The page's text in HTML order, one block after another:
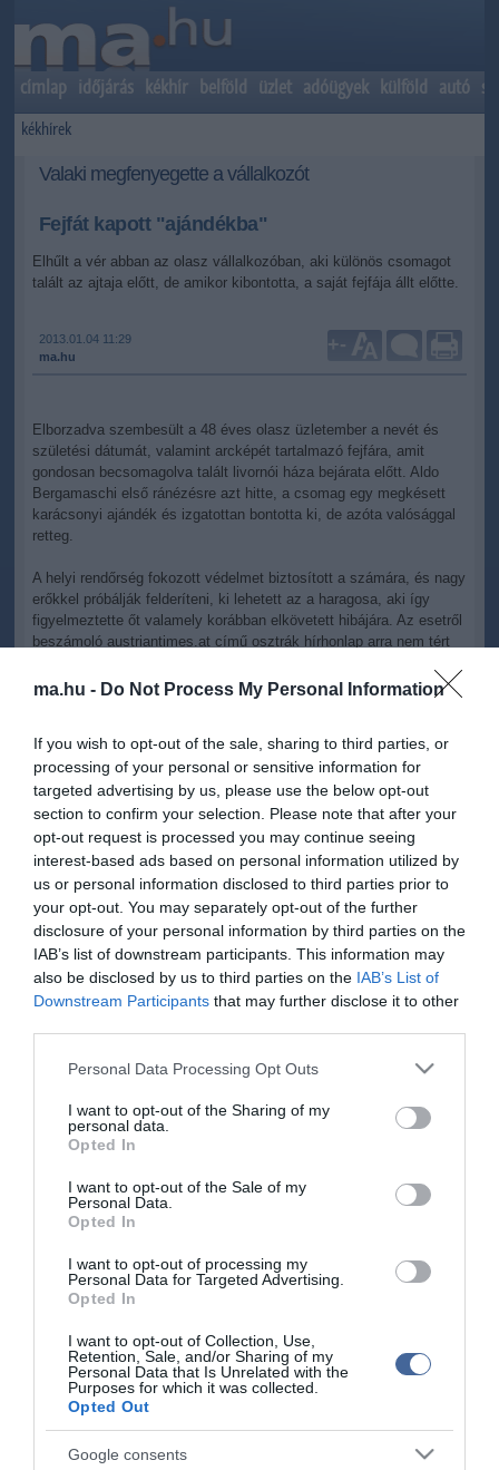
ma.hu - Do Not Process My Personal Information
If you wish to opt-out of the sale, sharing to third parties, or
processing of your personal or sensitive information for
targeted advertising by us, please use the below opt-out
section to confirm your selection. Please note that after your
opt-out request is processed you may continue seeing
interest-based ads based on personal information utilized by
us or personal information disclosed to third parties prior to
your opt-out. You may separately opt-out of the further
disclosure of your personal information by third parties on the
IAB’s list of downstream participants. This information may
also be disclosed by us to third parties on the IAB’s List of
Downstream Participants that may further disclose it to other
Please note that this website/app uses one or more Google
not limited to your visit or usage behaviour. You may click to
grant or deny consent to Google and its third-party tags to
use your data for below specified purposes in below Google
consent section.
Personal Data Processing Opt Outs
I want to opt-out of the Sharing of my
personal data.
Opted In
I want to opt-out of the Sale of my
Personal Data.
Opted In
I want to opt-out of processing my
Personal Data for Targeted Advertising.
Opted In
I want to opt-out of Collection, Use,
Retention, Sale, and/or Sharing of my
Personal Data that Is Unrelated with the
Purposes for which it was collected.
Opted Out
Google consents
címlap időjárás kékhír belföld üzlet adóügyek külföld autó
kékhírek
Valaki megfenyegette a vállalkozót
Fejfát kapott "ajándékba"
Elhűlt a vér abban az olasz vállalkozóban, aki különös csomagot
talált az ajtaja előtt, de amikor kibontotta, a saját fejfája állt előtte.
2013.01.04 11:29
ma.hu
+-
Elborzadva szembesült a 48 éves olasz üzletember a nevét és
születési dátumát, valamint arcképét tartalmazó fejfára, amit
gondosan becsomagolva talált livornói háza bejárata előtt. Aldo
Bergamaschi első ránézésre azt hitte, a csomag egy megkésett
karácsonyi ajándék és izgatottan bontotta ki, de azóta valósággal
retteg.
A helyi rendőrség fokozott védelmet biztosított a számára, és nagy
erőkkel próbálják felderíteni, ki lehetett az a haragosa, aki így
figyelmeztette őt valamely korábban elkövetett hibájára. Az esetről
beszámoló austriantimes.at című osztrák hírhonlap arra nem tért
Kapcsolódó írások:
Kínos: egyszerre akart esketni és temetni a pap
Betiltották a fejfát: a focicsapat túl "hitetlen" volt
Láncreakció: a koporsóvivő meghalt, a pap elájult a temetésen
Dolga volt a papnak: egy órával előbb lezavarta a temetést
Felrobbant a temető, mindenütt testrészek hevertek
Figyelem! A cikkhez hozzáfűzött hozzászólások nem a
network nézeteit
tükrözik. A szerkesztőség mindössze a hírek publikációjával foglalkozik, a
tartalmazzák.
Kérjük, kulturáltan, mások személyiségi jogainak és jó hírnevének tiszteletben
Nagy erőkkel keresik a szomjazó gólyát megmentő
Árpádot
Magyar Péter: átfogó energiafejlesztési tervet fogadott el a
kormány
Kenyában bezzeg minden zöldebb